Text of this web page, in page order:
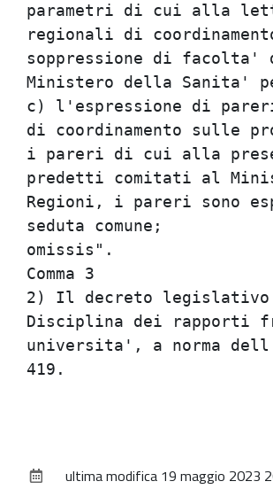
parametri di cui
regionali di
soppressione di
Ministero della
c) l'espressione di
di coordinamento
i pareri di cui alla
predetti comitati al
Regioni, i pareri
2) Il decreto
Disciplina dei
universita', a norma
documentoultima modifica 19 maggio 2023